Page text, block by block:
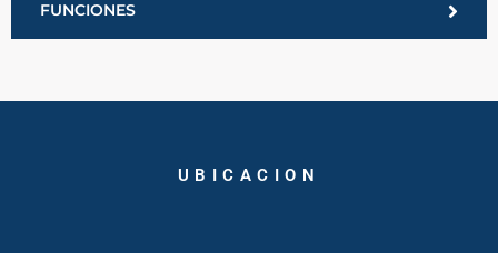
FUNCIONES
UBICACION